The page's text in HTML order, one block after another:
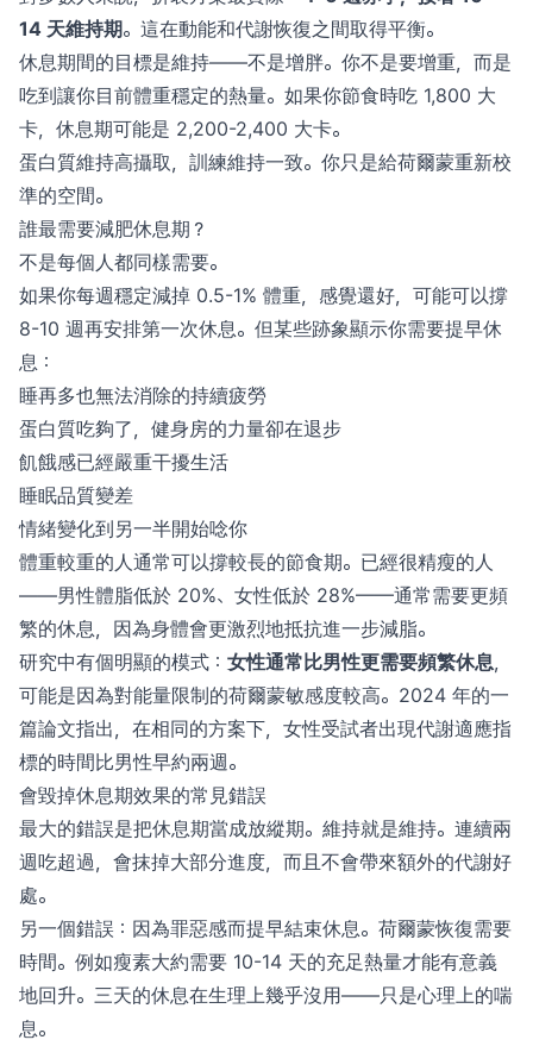
14 天維持期。這在動能和代謝恢復之間取得平衡。
休息期間的目標是維持——不是增胖。你不是要增重，而是
吃到讓你目前體重穩定的熱量。如果你節食時吃 1,800 大
卡，休息期可能是 2,200-2,400 大卡。
蛋白質維持高攝取，訓練維持一致。你只是給荷爾蒙重新校
準的空間。
誰最需要減肥休息期？
不是每個人都同樣需要。
如果你每週穩定減掉 0.5-1% 體重，感覺還好，可能可以撐
8-10 週再安排第一次休息。但某些跡象顯示你需要提早休
息：
睡再多也無法消除的持續疲勞
蛋白質吃夠了，健身房的力量卻在退步
飢餓感已經嚴重干擾生活
睡眠品質變差
情緒變化到另一半開始唸你
體重較重的人通常可以撐較長的節食期。已經很精瘦的人
——男性體脂低於 20%、女性低於 28%——通常需要更頻
繁的休息，因為身體會更激烈地抵抗進一步減脂。
研究中有個明顯的模式： 女性通常比男性更需要頻繁休息，
可能是因為對能量限制的荷爾蒙敏感度較高。2024 年的一
篇論文指出，在相同的方案下，女性受試者出現代謝適應指
標的時間比男性早約兩週。
會毀掉休息期效果的常見錯誤
最大的錯誤是把休息期當成放縱期。維持就是維持。連續兩
週吃超過，會抹掉大部分進度，而且不會帶來額外的代謝好
處。
另一個錯誤：因為罪惡感而提早結束休息。荷爾蒙恢復需要
時間。例如瘦素大約需要 10-14 天的充足熱量才能有意義
地回升。三天的休息在生理上幾乎沒用——只是心理上的喘
息。